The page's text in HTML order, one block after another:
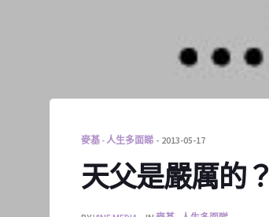
麥基 - 人生多面睇 2013-05-17
天父是嚴厲的？